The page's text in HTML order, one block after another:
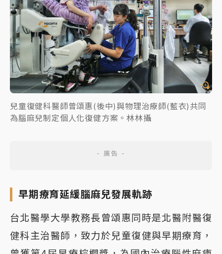
兒童復健科醫師曾頌惠(後中)與物理治療師(藍衣)共同
為腦麻兒制定個人化復健方案。林林攝
早期療育延緩腦麻兒發展軌跡
台北醫學大學教務長曾頌惠同時是北醫附醫復
健科主治醫師，致力於兒童復健與早期療育，